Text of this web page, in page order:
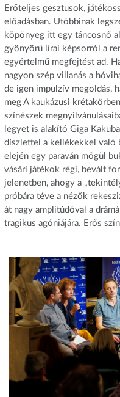
Erőteljes gesztusok,
előadásban. Utóbbinak
köpönyeg itt egy táncosnő
gyönyörű lírai képsorról a
egyértelmű megfejtést ad.
nagyon szép villanás a
de igen impulzív megoldás,
meg A kaukázusi
színészek
legyet is alakító Giga
díszlettel a kellékekkel való
elején egy paraván mögül
vásári játékok régi, bevált
jelenetben, ahogy a
próbára téve a nézők
át nagy amplitúdóval a
tragikus agóniájára. Erős